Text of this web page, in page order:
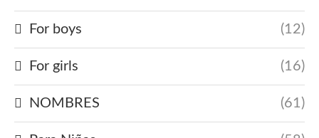
For boys (12)
For girls (16)
NOMBRES (61)